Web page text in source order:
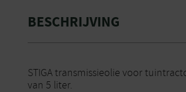
BESCHRIJVING
STIGA transmissieolie voor
van 5 liter.